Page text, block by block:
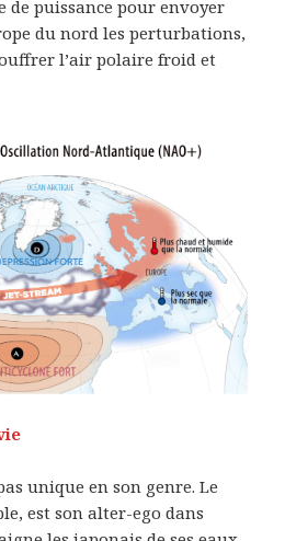
de puissance pour envoyer
du nord les perturbations,
l’air polaire froid et
unique en son genre. Le
est son alter-ego dans